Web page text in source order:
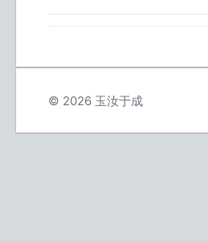
© 2026 玉汝于成